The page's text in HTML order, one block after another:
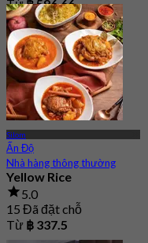
Từ฿ 596.66
Silom
Ấn Độ
Nhà hàng thông thường
Yellow Rice
5.0
15 Đã đặt chỗ
Từ ฿ 337.5